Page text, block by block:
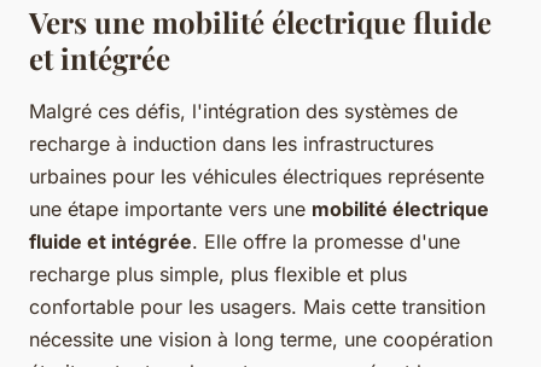
Vers une mobilité électrique fluide
et intégrée
Malgré ces défis, l'intégration des systèmes de
recharge à induction dans les infrastructures
urbaines pour les véhicules électriques représente
une étape importante vers une mobilité électrique
fluide et intégrée. Elle offre la promesse d'une
recharge plus simple, plus flexible et plus
confortable pour les usagers. Mais cette transition
nécessite une vision à long terme, une coopération